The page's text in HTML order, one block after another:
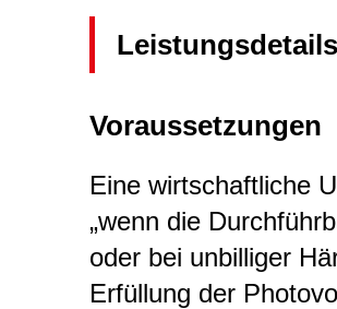
Leistungsdetails
Voraussetzungen
Eine wirtschaftliche
„wenn die
oder bei unbilliger
Erfüllung der